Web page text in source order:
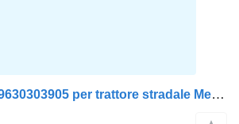
Volano Volanta A9630303905 per trattore stradale Mercedes-Benz AROCS